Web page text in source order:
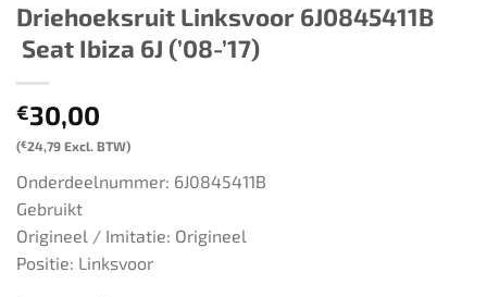
Driehoeksruit Linksvoor 6J0845411B​
Seat Ibiza 6J (’08-’17)
€30,00
(€24,79 Excl. BTW)
Onderdeelnummer: 6J0845411B
Gebruikt
Origineel / Imitatie: Origineel
Positie: Linksvoor